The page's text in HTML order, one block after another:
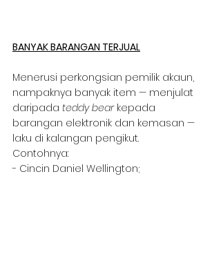
BANYAK BARANGAN TERJUAL
Menerusi perkongsian pemilik akaun,
nampaknya banyak item — menjulat
daripada teddy bear kepada
barangan elektronik dan kemasan —
laku di kalangan pengikut.
Contohnya:
- Cincin Daniel Wellington;